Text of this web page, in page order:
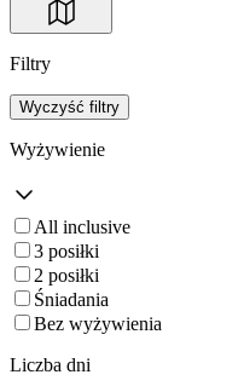
Filtry
Wyczyść filtry
Wyżywienie
All inclusive
3 posiłki
2 posiłki
Śniadania
Bez wyżywienia
Liczba dni